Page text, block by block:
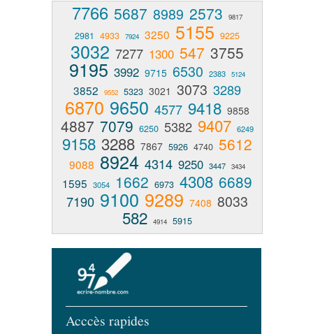
7766 5687 8989 2573 9817
2981 4933 7924 3250 5155 9225
3032 7277 1300 547 3755
9195 3992 9715 6530 2383 5124
3852 9552 5323 3021 3073 3289
6870 9650 4577 9418 9858
4887 7079 6250 5382 9407 6249
9158 3288 7867 5926 4740 5612
9088 8924 4314 9250 3447 3434
1595 3054 1662 6973 4308 6689
7190 9100 9289 7408 8033
582 4914 5915
Acccès rapides